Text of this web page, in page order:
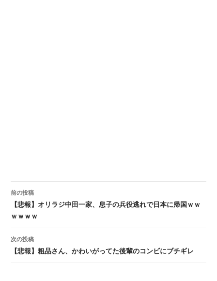
投稿ナビゲーション
前の投稿
【悲報】オリラジ中田一家、息子の兵役逃れで日本に帰国ｗｗ
ｗｗｗｗ
次の投稿
【悲報】粗品さん、かわいがってた後輩のコンビにブチギレ